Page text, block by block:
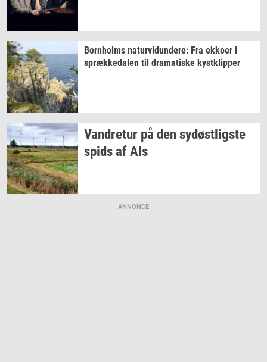
Born­holms na­tur­vi­dun­de­re: Fra ek­ko­er i
spræk­ke­da­len til dra­ma­ti­ske kyst­klip­per
Van­dre­tur på densy­døst­lig­ste
spids af Als
ANNONCE